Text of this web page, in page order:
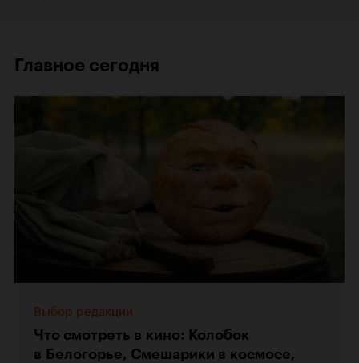
Главное сегодня
Выбор редакции
Что смотреть в кино: Колобок
в Белогорье, Смешарики в космосе,